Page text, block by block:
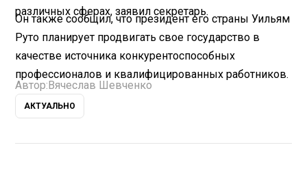
различных сферах, заявил секретарь.
Он также сообщил, что президент его страны Уильям
Руто планирует продвигать свое государство в
качестве источника конкурентоспособных
профессионалов и квалифицированных работников.
Автор: Вячеслав Шевченко
АКТУАЛЬНО